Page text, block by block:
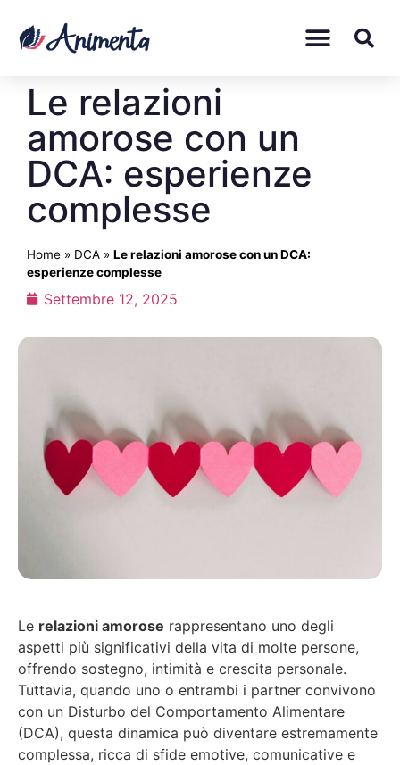
Le relazioni
amorose con un
DCA: esperienze
complesse
Home » DCA » Le relazioni amorose con un DCA:
esperienze complesse
Settembre 12, 2025
Le relazioni amorose rappresentano uno degli
aspetti più significativi della vita di molte persone,
offrendo sostegno, intimità e crescita personale.
Tuttavia, quando uno o entrambi i partner convivono
con un Disturbo del Comportamento Alimentare
(DCA), questa dinamica può diventare estremamente
complessa, ricca di sfide emotive, comunicative e